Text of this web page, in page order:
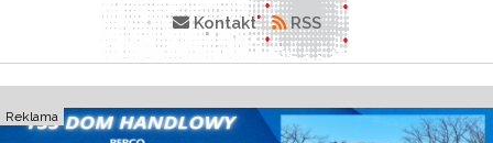
Kontakt RSS
Reklama